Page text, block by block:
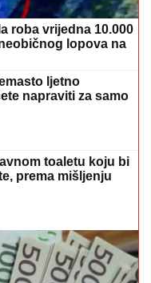
roba vrijedna 10.000
lopova na
ljetno
napraviti za samo
toaletu koju bi
prema mišljenju